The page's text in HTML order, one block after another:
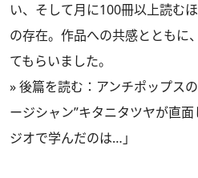
い、そして月に100冊以上読む
の存在。作品への共感とともに
てもらいました。
»後篇を読む：アンチポップス
ージシャン”キタニタツヤが直
ジオで学んだのは…」